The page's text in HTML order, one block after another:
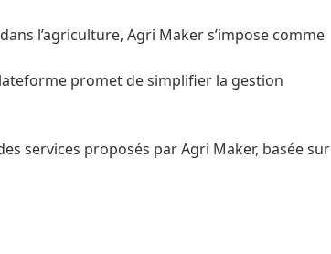
l’agriculture, Agri Maker s’impose comme
promet de simplifier la gestion
services proposés par Agri Maker, basée sur